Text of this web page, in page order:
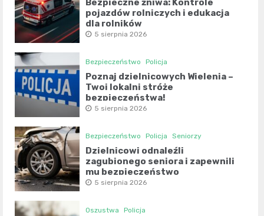
Bezpieczne żniwa: Kontrole
pojazdów rolniczych i edukacja
dla rolników
5 sierpnia 2026
Bezpieczeństwo Policja
Poznaj dzielnicowych Wielenia –
Twoi lokalni stróże
bezpieczeństwa!
5 sierpnia 2026
Bezpieczeństwo Policja Seniorzy
Dzielnicowi odnaleźli
zagubionego seniora i zapewnili
mu bezpieczeństwo
5 sierpnia 2026
Oszustwa Policja